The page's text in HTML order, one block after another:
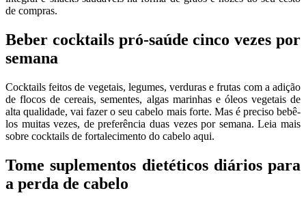
de compras.
Beber cocktails pró-saúde cinco vezes por
semana
Cocktails feitos de vegetais, legumes, verduras e frutas com a adição
de flocos de cereais, sementes, algas marinhas e óleos vegetais de
alta qualidade, vai fazer o seu cabelo mais forte. Mas é preciso bebê-
los muitas vezes, de preferência duas vezes por semana. Leia mais
sobre cocktails de fortalecimento do cabelo aqui.
Tome suplementos dietéticos diários para
a perda de cabelo